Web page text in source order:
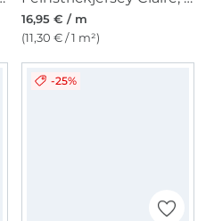
16,95 € / m
(11,30 € / 1 m²)
-25%